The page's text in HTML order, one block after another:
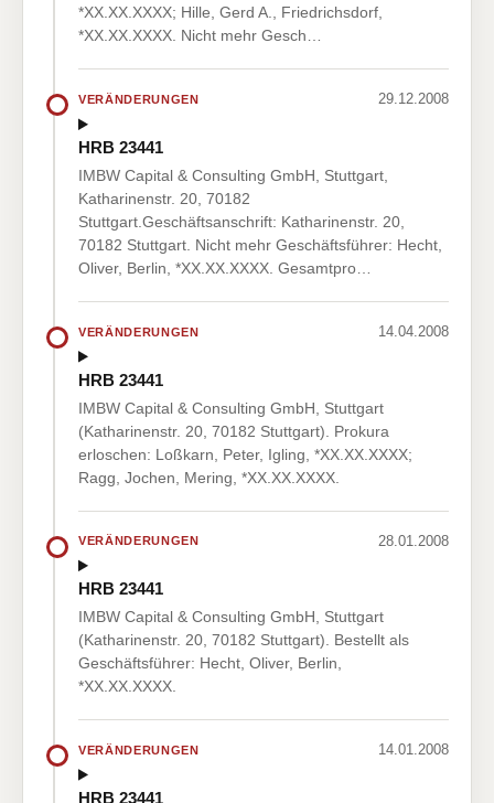
*XX.XX.XXXX; Hille, Gerd A., Friedrichsdorf,
*XX.XX.XXXX. Nicht mehr Gesch…
VERÄNDERUNGEN 29.12.2008
HRB 23441
IMBW Capital & Consulting GmbH, Stuttgart,
Katharinenstr. 20, 70182
Stuttgart.Geschäftsanschrift: Katharinenstr. 20,
70182 Stuttgart. Nicht mehr Geschäftsführer: Hecht,
Oliver, Berlin, *XX.XX.XXXX. Gesamtpro…
VERÄNDERUNGEN 14.04.2008
HRB 23441
IMBW Capital & Consulting GmbH, Stuttgart
(Katharinenstr. 20, 70182 Stuttgart). Prokura
erloschen: Loßkarn, Peter, Igling, *XX.XX.XXXX;
Ragg, Jochen, Mering, *XX.XX.XXXX.
VERÄNDERUNGEN 28.01.2008
HRB 23441
IMBW Capital & Consulting GmbH, Stuttgart
(Katharinenstr. 20, 70182 Stuttgart). Bestellt als
Geschäftsführer: Hecht, Oliver, Berlin,
*XX.XX.XXXX.
VERÄNDERUNGEN 14.01.2008
HRB 23441